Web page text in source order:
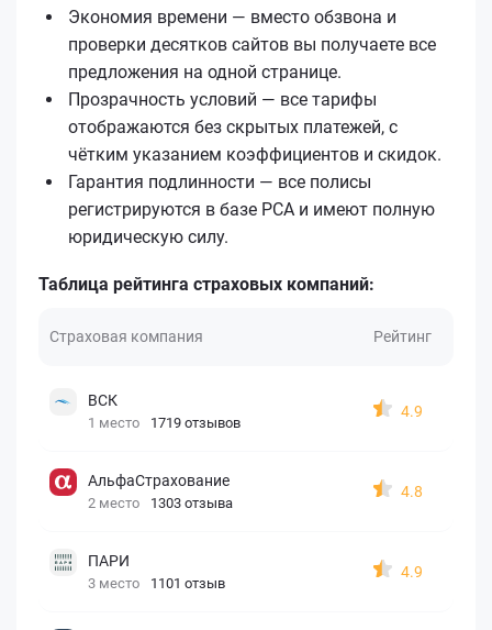
Экономия времени — вместо обзвона и
проверки десятков сайтов вы получаете все
предложения на одной странице.
Прозрачность условий — все тарифы
отображаются без скрытых платежей, с
чётким указанием коэффициентов и скидок.
Гарантия подлинности — все полисы
регистрируются в базе РСА и имеют полную
юридическую силу.
Таблица рейтинга страховых компаний:
Страховая компания Рейтинг
ВСК
1 место 1719 отзывов
4.9
АльфаСтрахование
2 место 1303 отзыва
4.8
ПАРИ
3 место 1101 отзыв
4.9